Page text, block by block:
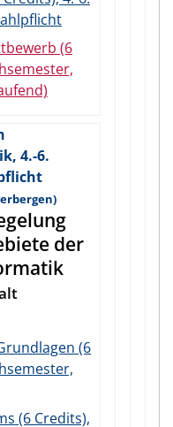
(6
4.-6.
der
(6
(6 Credits),